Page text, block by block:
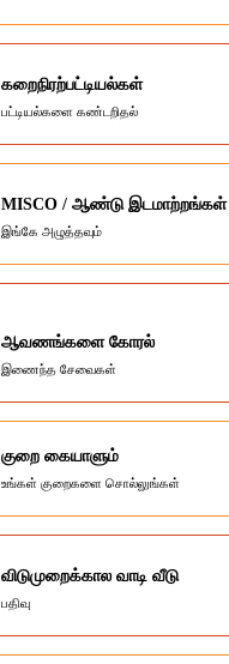
கறைநிரற்பட்டியல்கள்
பட்டியல்களை கண்டறிதல்
MISCO / ஆண்டு இடமாற்றங்கள்
இங்கே அழுத்தவும்
ஆவணங்களை கோரல்
இணைந்த சேவைகள்
குறை கையாளும்
உங்கள் குறைகளை சொல்லுங்கள்
விடுமுறைக்கால வாடி வீடு
பதிவு